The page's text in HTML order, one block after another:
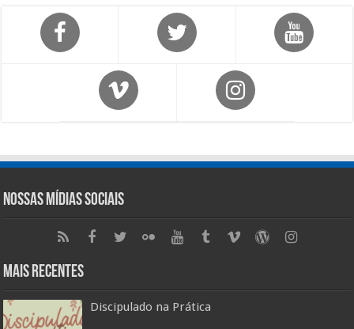
Nossas Mídias Sociais
Mais Recentes
Discipulado na Prática